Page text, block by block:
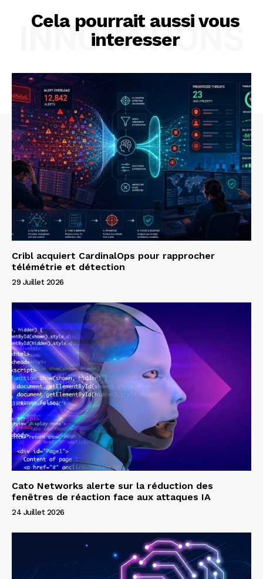
Cela pourrait aussi vous
interesser
INNOVATIONS
Cribl acquiert CardinalOps pour rapprocher
télémétrie et détection
29 Juillet 2026
Cato Networks alerte sur la réduction des
fenêtres de réaction face aux attaques IA
24 Juillet 2026